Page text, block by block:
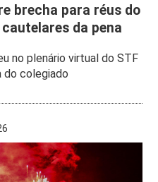
brecha para réus do
da pena
no plenário virtual do STF
do colegiado